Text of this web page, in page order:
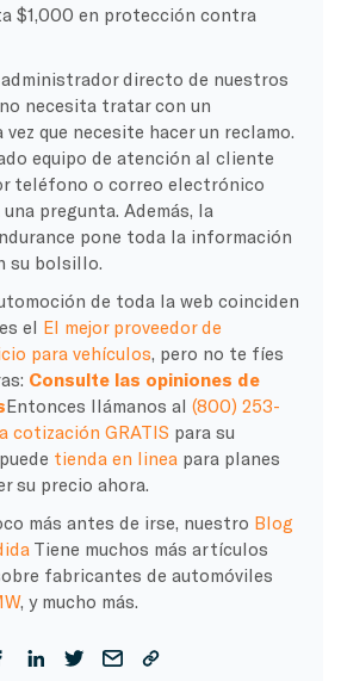
$1,000 en protección contra
administrador directo de nuestros
necesita tratar con un
que necesite hacer un reclamo.
equipo de atención al cliente
teléfono o correo electrónico
pregunta. Además, la
pone toda la información
su bolsillo.
de toda la web coinciden
el El mejor proveedor de
para vehículos , pero no te fíes
Consulte las opiniones de
Entonces llámanos al (800) 253-
cotización GRATIS para su
tienda en linea para planes
su precio ahora.
más antes de irse, nuestro Blog
Tiene muchos más artículos
fabricantes de automóviles
, y mucho más.